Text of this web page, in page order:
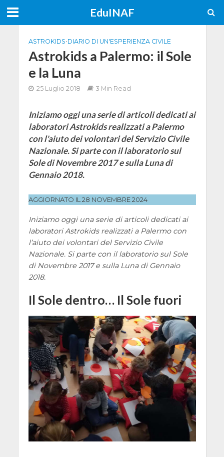
EduINAF
ASTROKIDS•DIARIO DI UN'ESPERIENZA CIVILE
Astrokids a Palermo: il Sole
e la Luna
25 Luglio 2018 3 Min Read
Iniziamo oggi una serie di articoli dedicati ai
laboratori Astrokids realizzati a Palermo
con l'aiuto dei volontari del Servizio Civile
Nazionale. Si parte con il laboratorio sul
Sole di Novembre 2017 e sulla Luna di
Gennaio 2018.
AGGIORNATO IL 28 NOVEMBRE 2024
Iniziamo oggi una serie di articoli dedicati ai
laboratori Astrokids realizzati a Palermo con
l’aiuto dei volontari del Servizio Civile
Nazionale. Si parte con il laboratorio sul Sole
di Novembre 2017 e sulla Luna di Gennaio
2018.
Il Sole dentro… Il Sole fuori